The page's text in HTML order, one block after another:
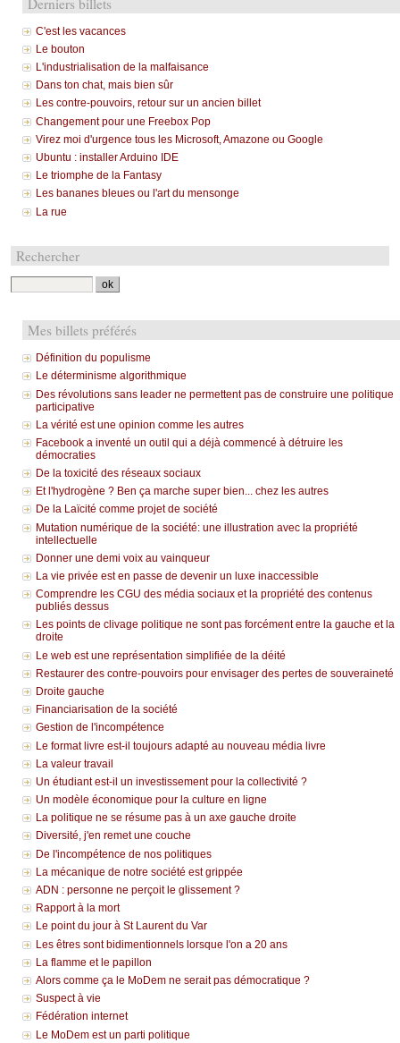
C'est les vacances
Le bouton
L'industrialisation de la malfaisance
Dans ton chat, mais bien sûr
Les contre-pouvoirs, retour sur un ancien billet
Changement pour une Freebox Pop
Virez moi d'urgence tous les Microsoft, Amazone ou Google
Ubuntu : installer Arduino IDE
Le triomphe de la Fantasy
Les bananes bleues ou l'art du mensonge
La rue
Rechercher
Mes billets préférés
Définition du populisme
Le déterminisme algorithmique
Des révolutions sans leader ne permettent pas de construire une politique
participative
La vérité est une opinion comme les autres
Facebook a inventé un outil qui a déjà commencé à détruire les
démocraties
De la toxicité des réseaux sociaux
Et l'hydrogène ? Ben ça marche super bien... chez les autres
De la Laïcité comme projet de société
Mutation numérique de la société: une illustration avec la propriété
intellectuelle
Donner une demi voix au vainqueur
La vie privée est en passe de devenir un luxe inaccessible
Comprendre les CGU des média sociaux et la propriété des contenus
publiés dessus
Les points de clivage politique ne sont pas forcément entre la gauche et la
droite
Le web est une représentation simplifiée de la déité
Restaurer des contre-pouvoirs pour envisager des pertes de souveraineté
Droite gauche
Financiarisation de la société
Gestion de l'incompétence
Le format livre est-il toujours adapté au nouveau média livre
La valeur travail
Un étudiant est-il un investissement pour la collectivité ?
Un modèle économique pour la culture en ligne
La politique ne se résume pas à un axe gauche droite
Diversité, j'en remet une couche
De l'incompétence de nos politiques
La mécanique de notre société est grippée
ADN : personne ne perçoit le glissement ?
Rapport à la mort
Le point du jour à St Laurent du Var
Les êtres sont bidimentionnels lorsque l'on a 20 ans
La flamme et le papillon
Alors comme ça le MoDem ne serait pas démocratique ?
Suspect à vie
Fédération internet
Le MoDem est un parti politique